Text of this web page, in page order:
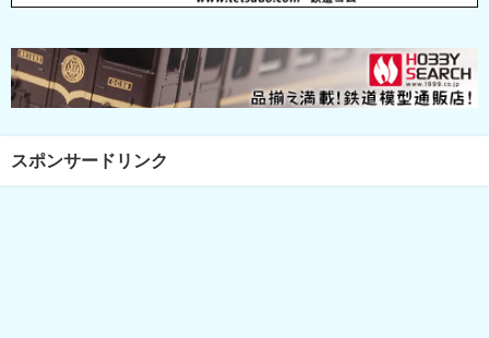
スポンサードリンク